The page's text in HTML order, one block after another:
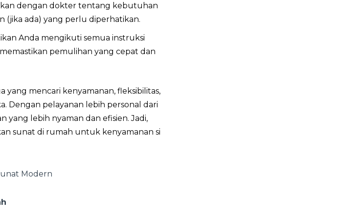
dengan dokter tentang kebutuhan
(jika ada) yang perlu diperhatikan.
Anda mengikuti semua instruksi
pemulihan yang cepat dan
yang mencari kenyamanan, fleksibilitas,
Dengan pelayanan lebih personal dari
yang lebih nyaman dan efisien. Jadi,
sunat di rumah untuk kenyamanan si
Modern